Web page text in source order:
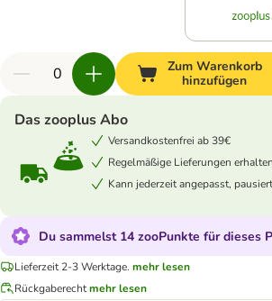
Zum Warenkorb
hinzufügen
Das zooplus Abo
Versandkostenfrei ab 39€
Regelmäßige Lieferungen erhalten
Kann jederzeit angepasst,
Du sammelst 14 zooPunkte für dieses
Lieferzeit 2-3 Werktage. mehr lesen
Rückgaberechtmehr lesen